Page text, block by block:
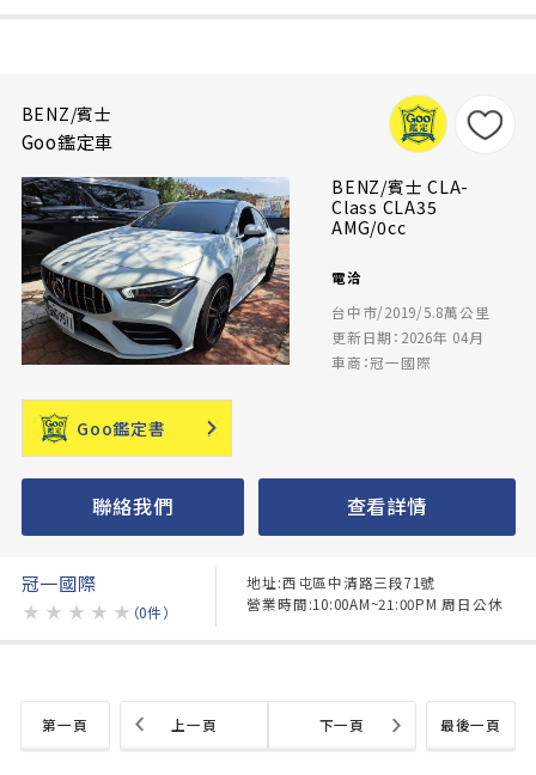
BENZ/賓士
Goo鑑定車
BENZ/賓士 CLA-
Class CLA35
AMG/0cc
電洽
台中市/2019/5.8萬公里
更新日期：2026年 04月
車商：冠一國際
Goo鑑定書
聯絡我們 查看詳情
冠一國際
★ ★ ★ ★ ★ （0件）
地址:西屯區中清路三段71號
營業時間:10:00AM~21:00PM 周日公休
第一頁 最後一頁
上一頁 下一頁